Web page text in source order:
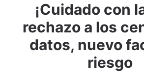
¡Cuidado con
rechazo a los
datos, nuevo
riesgo